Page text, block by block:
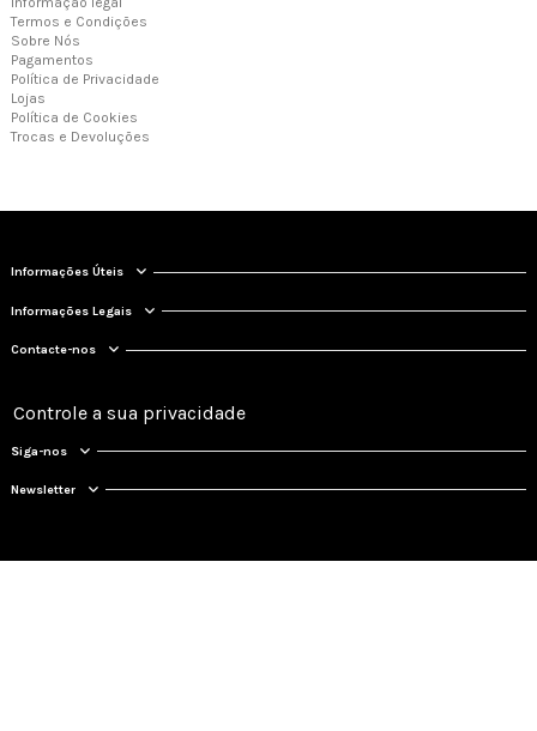
Termos e Condições
Sobre Nós
Pagamentos
Política de Privacidade
Lojas
Política de Cookies
Trocas e Devoluções
Informações Úteis
Informações Legais
Contacte-nos
Controle a sua privacidade
Siga-nos
Newsletter